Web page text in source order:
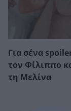
Για σένα
τον Φίλιππο
τη Μελίνα